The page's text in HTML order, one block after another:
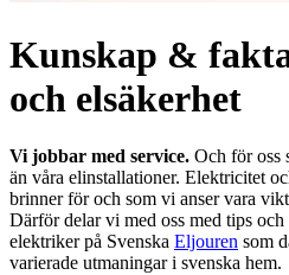
Kunskap &
och elsäkerhet
Vi jobbar med service. Och för oss
än våra elinstallationer. Elektricitet
brinner för och som vi anser vara
Därför delar vi med oss med tips
elektriker på Svenska Eljouren som
varierade utmaningar i svenska hem.